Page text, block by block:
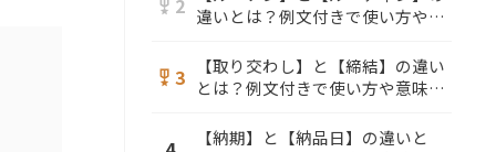
military_tech 2 違いとは？例文付きで使い方や意
military_tech 3
【取り交わし】と【締結】の違い
とは？例文付きで使い方や意味を
【納期】と【納品日】の違いと